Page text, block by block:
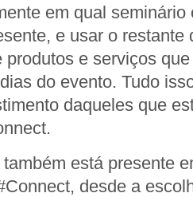
em qual seminário
e usar o restante
produtos e serviços
do evento. Tudo
daqueles que
está presente
desde a